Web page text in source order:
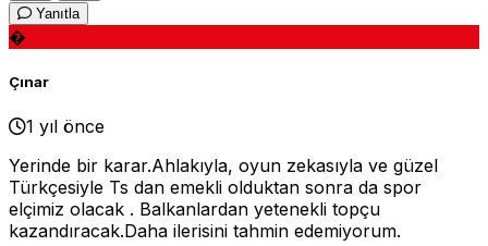
Yanıtla
�
Çınar
1 yıl önce
Yerinde bir karar.Ahlakıyla, oyun zekasıyla ve güzel
Türkçesiyle Ts dan emekli olduktan sonra da spor
elçimiz olacak . Balkanlardan yetenekli topçu
kazandıracak.Daha ilerisini tahmin edemiyorum.